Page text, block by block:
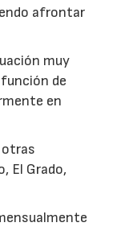
afrontar
muy
de
en
otras
El Grado,